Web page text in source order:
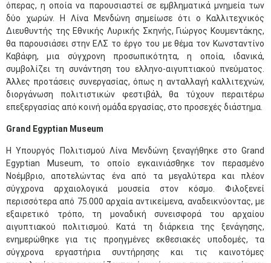
όπερας, η οποία να παρουσιαστεί σε εμβληματικά μνημεία των
δύο χωρών. Η Λίνα Μενδώνη σημείωσε ότι ο Καλλιτεχνικός
Διευθυντής της Εθνικής Λυρικής Σκηνής, Γιώργος Κουμεντάκης,
θα παρουσιάσει στην ΕΛΣ το έργο του με θέμα τον Κωνσταντίνο
Καβάφη, μια σύγχρονη προσωπικότητα, η οποία, ιδανικά,
συμβολίζει τη συνάντηση του ελληνο-αιγυπτιακού πνεύματος.
Άλλες προτάσεις συνεργασίας, όπως η ανταλλαγή καλλιτεχνών,
διοργάνωση πολιτιστικών φεστιβάλ, θα τύχουν περαιτέρω
επεξεργασίας από κοινή ομάδα εργασίας, στο προσεχές διάστημα.
Grand Egyptian Museum
Η Υπουργός Πολιτισμού Λίνα Μενδώνη ξεναγήθηκε στο Grand
Egyptian Museum, το οποίο εγκαινιάσθηκε τον περασμένο
Νοέμβριο, αποτελώντας ένα από τα μεγαλύτερα και πλέον
σύγχρονα αρχαιολογικά μουσεία στον κόσμο. Φιλοξενεί
περισσότερα από 75.000 αρχαία αντικείμενα, αναδεικνύοντας, με
εξαιρετικό τρόπο, τη μοναδική συνεισφορά του αρχαίου
αιγυπτιακού πολιτισμού. Κατά τη διάρκεια της ξενάγησης,
ενημερώθηκε για τις προηγμένες εκθεσιακές υποδομές, τα
σύγχρονα εργαστήρια συντήρησης και τις καινοτόμες